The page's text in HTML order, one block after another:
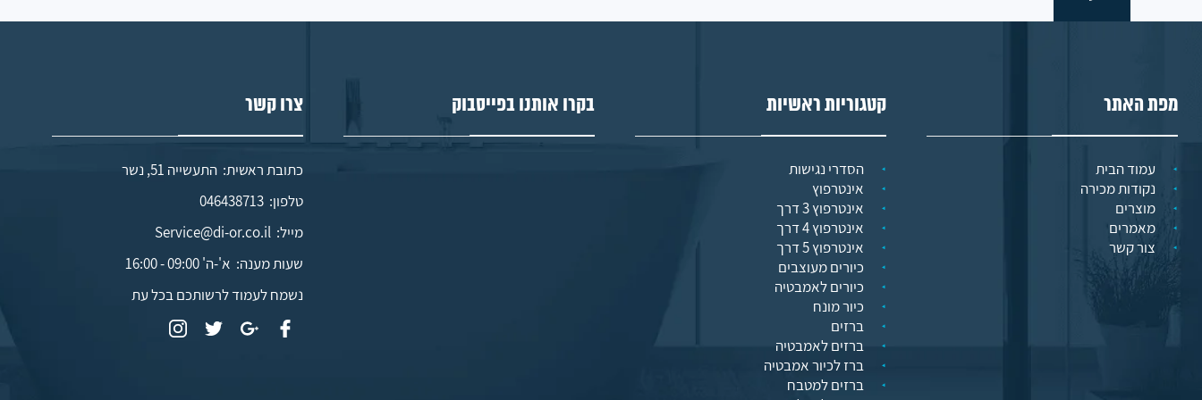
מפת האתר
עמוד הבית
נקודות מכירה
מוצרים
מאמרים
צור קשר
קטגוריות ראשיות
הסדרי נגישות
אינטרפוץ
אינטרפוץ 3 דרך
אינטרפוץ 4 דרך
אינטרפוץ 5 דרך
כיורים מעוצבים
כיורים לאמבטיה
כיור מונח
ברזים
ברזים לאמבטיה
ברז לכיור אמבטיה
ברזים למטבח
בקרו אותנו בפייסבוק צרו קשר
כתובת ראשית: התעשייה 51, נשר
טלפון: 046438713
מייל: Service@di-or.co.il
שעות מענה: א'-ה' 09:00 - 16:00
נשמח לעמוד לרשותכם בכל עת